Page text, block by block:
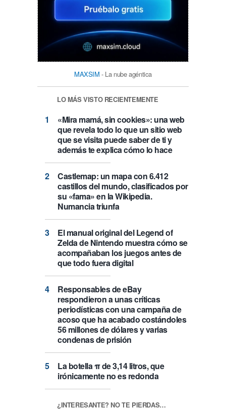
MAXSIM - La nube agéntica
LO MÁS VISTO RECIENTEMENTE
«Mira mamá, sin cookies»: una web
que revela todo lo que un sitio web
que se visita puede saber de ti y
además te explica cómo lo hace
Castlemap: un mapa con 6.412
castillos del mundo, clasificados por
su «fama» en la Wikipedia.
Numancia triunfa
El manual original del Legend of
Zelda de Nintendo muestra cómo se
acompañaban los juegos antes de
que todo fuera digital
Responsables de eBay
respondieron a unas críticas
periodísticas con una campaña de
acoso que ha acabado costándoles
56 millones de dólares y varias
condenas de prisión
La botella π de 3,14 litros, que
irónicamente no es redonda
¿INTERESANTE? NO TE PIERDAS…